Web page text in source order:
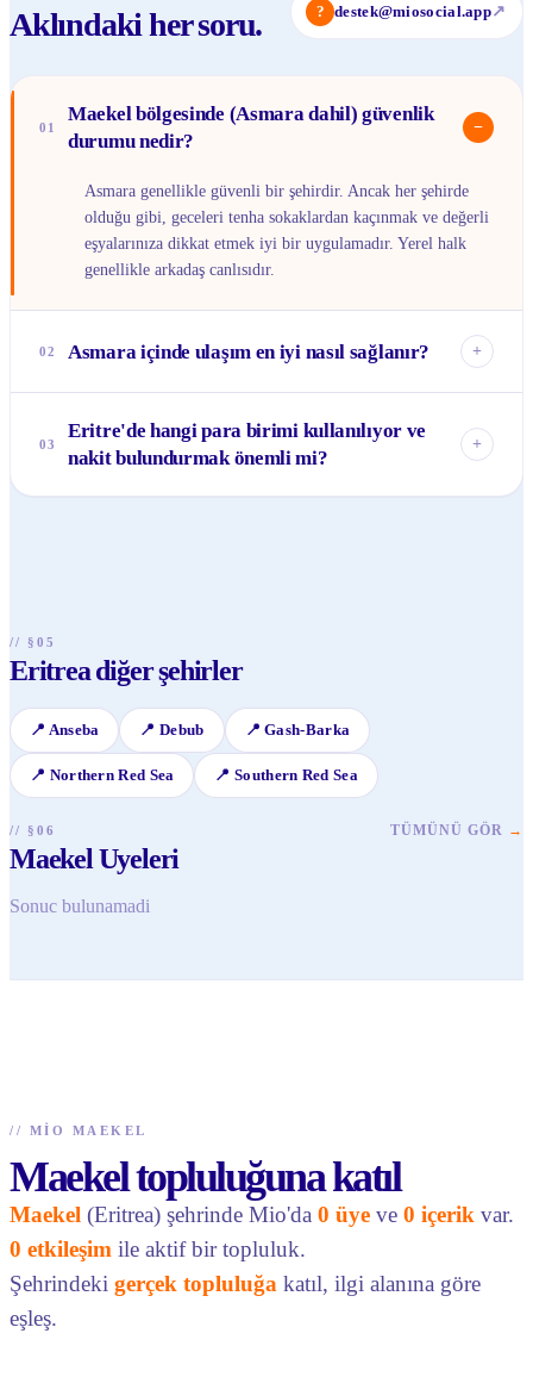
Aklındaki her soru. ? destek@miosocial.app↗
01
Maekel bölgesinde (Asmara dahil) güvenlik
durumu nedir?
−
Asmara genellikle güvenli bir şehirdir. Ancak her şehirde
olduğu gibi, geceleri tenha sokaklardan kaçınmak ve değerli
eşyalarınıza dikkat etmek iyi bir uygulamadır. Yerel halk
genellikle arkadaş canlısıdır.
02 Asmara içinde ulaşım en iyi nasıl sağlanır? +
turistik yer yürüme mesafesindedir. Daha uzak mesafeler
için uygun fiyatlı taksiler veya yerel otobüsler mevcuttur.
03
Eritre'de hangi para birimi kullanılıyor ve
nakit bulundurmak önemli mi?
+
// §05
Eritrea diğer şehirler
📍 Anseba 📍Debub 📍Gash-Barka
📍 Northern Red Sea 📍Southern Red Sea
// §06
Maekel Uyeleri
TÜMÜNÜ GÖR →
Sonuc bulunamadi
// MIO MAEKEL
Maekel topluluğuna katıl
Maekel (Eritrea) şehrinde Mio'da 0 üye ve 0 içerik var.
0 etkileşim ile aktif bir topluluk.
Şehrindeki gerçek topluluğa katıl, ilgi alanına göre
eşleş.